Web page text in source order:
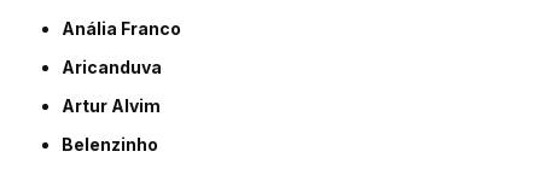
Anália Franco
Aricanduva
Artur Alvim
Belenzinho